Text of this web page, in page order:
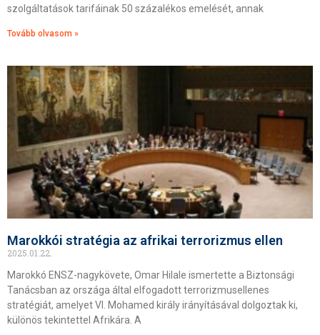
szolgáltatások tarifáinak 50 százalékos emelését, annak
Tovább olvasom »
Marokkói stratégia az afrikai terrorizmus ellen
2025.01.22.
Marokkó ENSZ-nagykövete, Omar Hilale ismertette a Biztonsági
Tanácsban az országa által elfogadott terrorizmusellenes
stratégiát, amelyet VI. Mohamed király irányításával dolgoztak ki,
különös tekintettel Afrikára. A